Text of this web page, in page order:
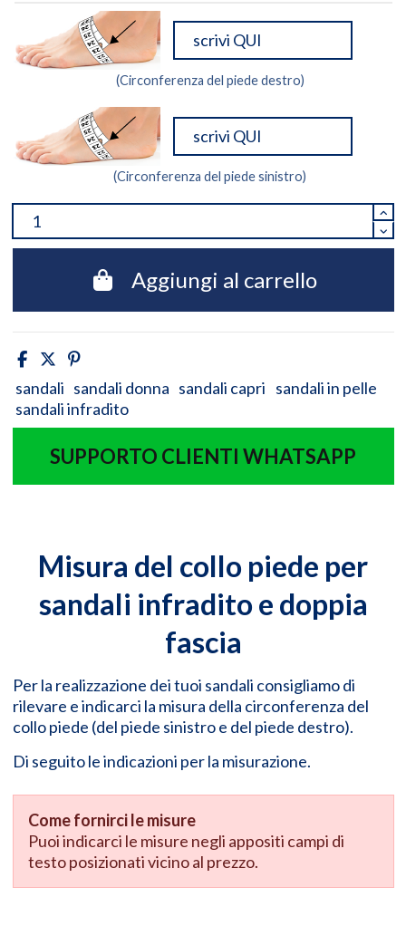
(Circonferenza del piede destro)
(Circonferenza del piede sinistro)
Aggiungi al carrello
sandali sandali donna sandali capri sandali in pelle
sandali infradito
SUPPORTO CLIENTI WHATSAPP
Misura del collo piede per
sandali infradito e doppia
fascia
Per la realizzazione dei tuoi sandali consigliamo di
rilevare e indicarci la misura della circonferenza del
collo piede (del piede sinistro e del piede destro).
Di seguito le indicazioni per la misurazione.
Come fornirci le misure
Puoi indicarci le misure negli appositi campi di
testo posizionati vicino al prezzo.